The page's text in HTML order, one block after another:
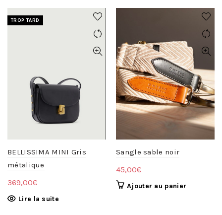
TROP TARD
BELLISSIMA MINI Gris
métalique
369,00€
Lire la suite
Sangle sable noir
45,00€
Ajouter au panier